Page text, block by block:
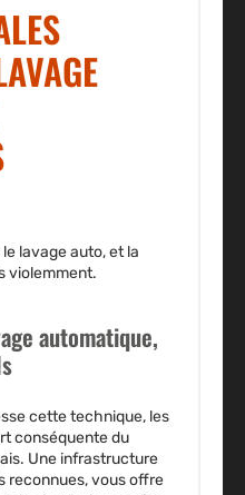
lavage auto, et la
violemment.
automatique,
cette technique, les
conséquente du
Une infrastructure
reconnues, vous offre